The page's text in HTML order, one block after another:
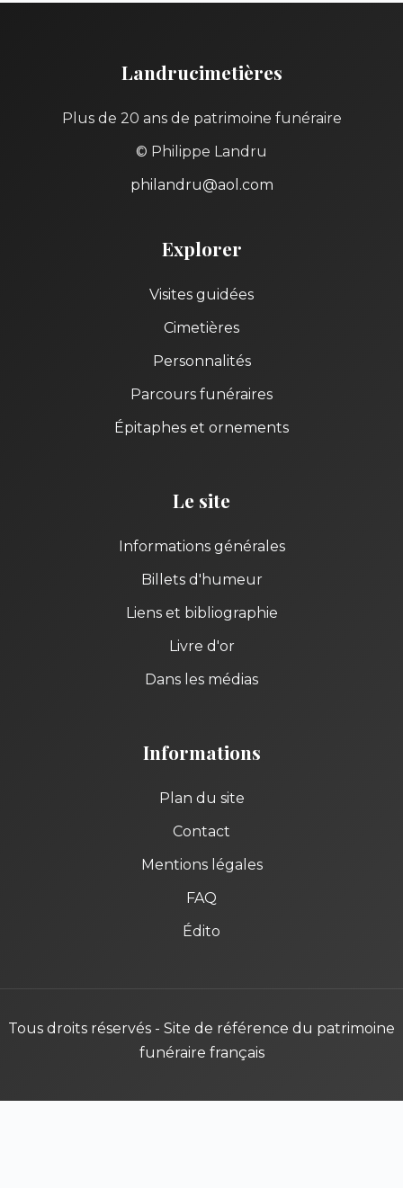
Landrucimetières
Plus de 20 ans de patrimoine funéraire
© Philippe Landru
philandru@aol.com
Explorer
Visites guidées
Cimetières
Personnalités
Parcours funéraires
Épitaphes et ornements
Le site
Informations générales
Billets d'humeur
Liens et bibliographie
Livre d'or
Dans les médias
Informations
Plan du site
Contact
Mentions légales
FAQ
Édito
Tous droits réservés - Site de référence du patrimoine
funéraire français